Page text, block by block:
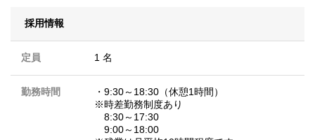
採用情報
定員 1 名
勤務時間
・9:30～18:30（休憩1時間）
※時差勤務制度あり
8:30～17:30
9:00～18:00